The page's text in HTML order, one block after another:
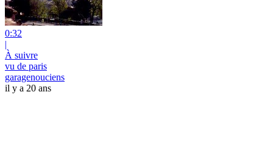
0:32
|
À suivre
vu de paris
garagenouciens
il y a 20 ans